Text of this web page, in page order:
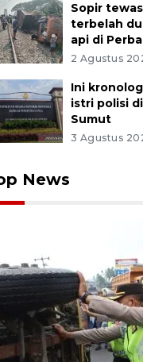
Sopir
terbelah
api di
2 Agustus
Ini
istri polisi
Sumut
3 Agustus
News